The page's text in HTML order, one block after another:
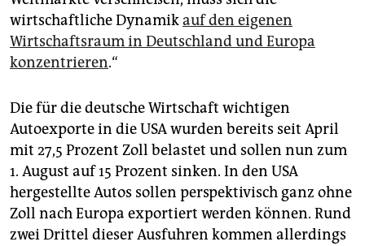
wirtschaftliche Dynamikauf den eigenen
Wirtschaftsraum in Deutschland und Europa
konzentrieren.“
Die für die deutsche Wirtschaft wichtigen
Autoexporte in die USA wurden bereits seit April
mit 27,5 Prozent Zoll belastet und sollen nun zum
1. August auf 15 Prozent sinken. In den USA
hergestellte Autos sollen perspektivisch ganz ohne
Zoll nach Europa exportiert werden können. Rund
zwei Drittel dieser Ausfuhren kommen allerdings